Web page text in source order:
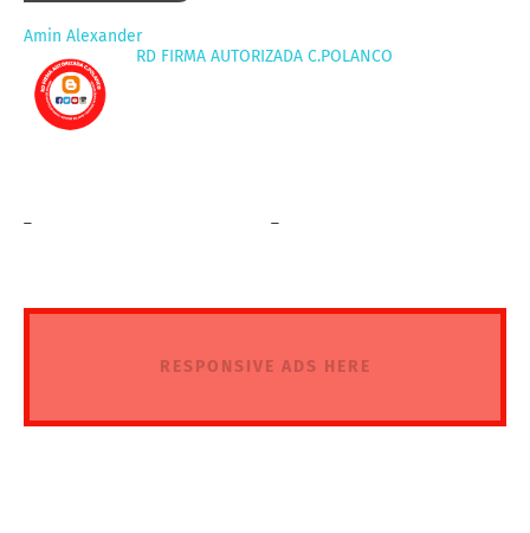
Amin Alexander
RD FIRMA AUTORIZADA C.POLANCO
RESPONSIVE ADS HERE